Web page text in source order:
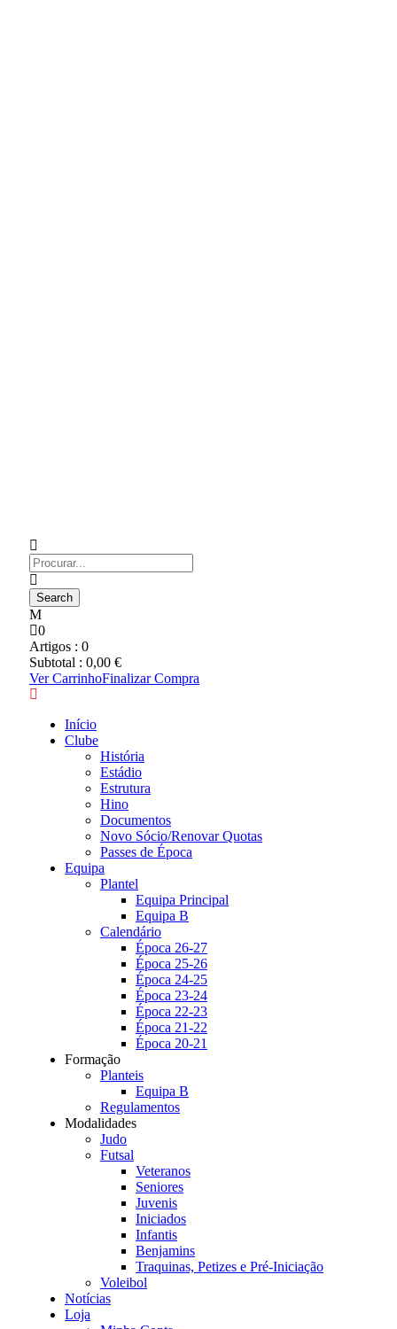
0
Artigos : 0
Subtotal : 0,00 €
Ver CarrinhoFinalizar Compra
Início
Clube
História
Estádio
Estrutura
Hino
Documentos
Novo Sócio/Renovar Quotas
Passes de Época
Equipa
Plantel
Equipa Principal
Equipa B
Calendário
Época 26-27
Época 25-26
Época 24-25
Época 23-24
Época 22-23
Época 21-22
Época 20-21
Formação
Planteis
Equipa B
Regulamentos
Modalidades
Judo
Futsal
Veteranos
Seniores
Juvenis
Iniciados
Infantis
Benjamins
Traquinas, Petizes e Pré-Iniciação
Voleibol
Notícias
Loja